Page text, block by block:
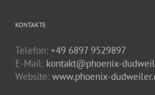
KONTAKTE
Telefon: +49 6897 9529897
E-Mail: kontakt@phoenix-
Website: www.phoenix-